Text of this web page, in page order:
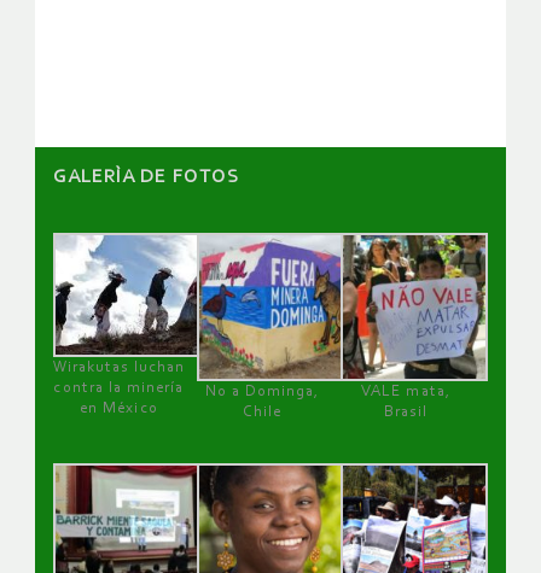
GALERÌA DE FOTOS
Wirakutas luchan
contra la minería
en México
No a Dominga,
Chile
VALE mata,
Brasil